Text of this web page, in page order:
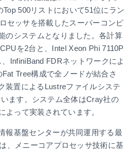
500リストにおいて51位にラン
セッサを搭載したスーパーコンピ
のシステムとなりました。各計算
を2台と、Intel Xeon Phi 7110P
InfiniBand FDRネットワークによ
Tree構成で全ノードが結合さ
装置によるLustreファイルシステ
ます。システム全体はCray社の
よって実装されています。
報基盤センターが共同運用する最
、メニーコアプロセッサ技術に基